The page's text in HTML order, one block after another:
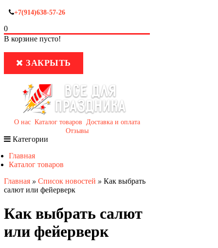
+7(914)638-57-26
0
В корзине пусто!
ЗАКРЫТЬ
О нас Каталог товаров Доставка и оплата
Отзывы
Категории
Главная
Каталог товаров
Главная » Список новостей » Как выбрать
салют или фейерверк
Как выбрать салют
или фейерверк